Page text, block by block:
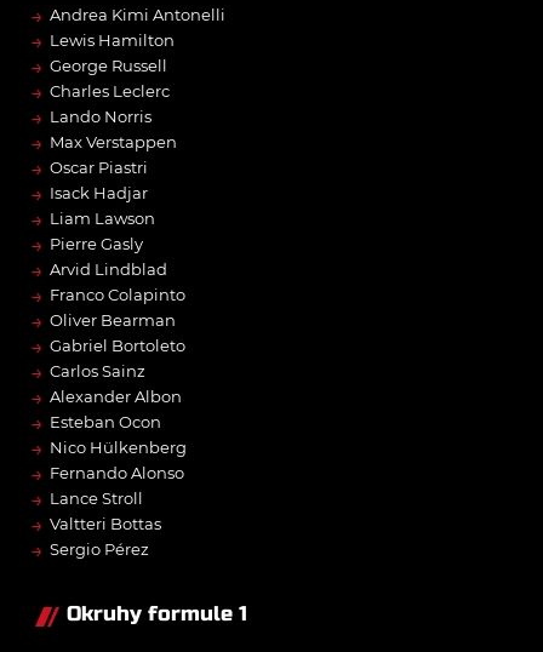
→ Andrea Kimi Antonelli
→ Lewis Hamilton
→ George Russell
→ Charles Leclerc
→ Lando Norris
→ Max Verstappen
→ Oscar Piastri
→ Isack Hadjar
→ Liam Lawson
→ Pierre Gasly
→ Arvid Lindblad
→ Franco Colapinto
→ Oliver Bearman
→ Gabriel Bortoleto
→ Carlos Sainz
→ Alexander Albon
→ Esteban Ocon
→ Nico Hülkenberg
→ Fernando Alonso
→ Lance Stroll
→ Valtteri Bottas
→ Sergio Pérez
Okruhy formule 1